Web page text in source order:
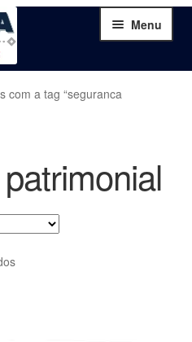
Menu
com a tag “seguranca
Classificado